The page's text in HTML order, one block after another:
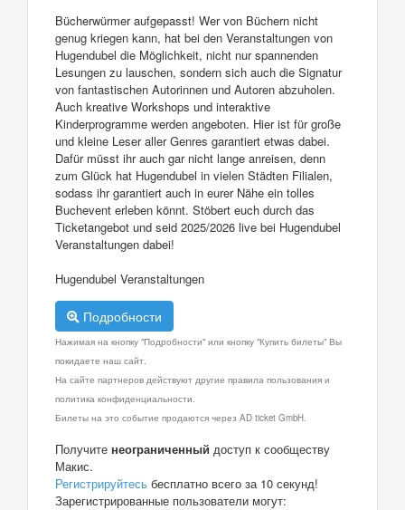
Bücherwürmer aufgepasst! Wer von Büchern nicht
genug kriegen kann, hat bei den Veranstaltungen von
Hugendubel die Möglichkeit, nicht nur spannenden
Lesungen zu lauschen, sondern sich auch die Signatur
von fantastischen Autorinnen und Autoren abzuholen.
Auch kreative Workshops und interaktive
Kinderprogramme werden angeboten. Hier ist für große
und kleine Leser aller Genres garantiert etwas dabei.
Dafür müsst ihr auch gar nicht lange anreisen, denn
zum Glück hat Hugendubel in vielen Städten Filialen,
sodass ihr garantiert auch in eurer Nähe ein tolles
Buchevent erleben könnt. Stöbert euch durch das
Ticketangebot und seid 2025/2026 live bei Hugendubel
Veranstaltungen dabei!
Hugendubel Veranstaltungen
Подробности
Нажимая на кнопку "Подробности" или кнопку "Купить билеты" Вы
покидаете наш сайт.
На сайте партнеров действуют другие правила пользования и
политика конфиденциальности.
Билеты на это событие продаются через AD ticket GmbH.
Получите неограниченный доступ к сообществу
Макис.
Регистрируйтесь бесплатно всего за 10 секунд!
Зарегистрированные пользователи могут: